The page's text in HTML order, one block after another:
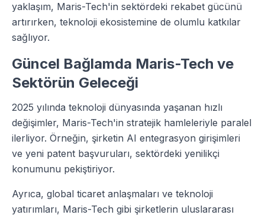
yaklaşım, Maris-Tech'in sektördeki rekabet gücünü
artırırken, teknoloji ekosistemine de olumlu katkılar
sağlıyor.
Güncel Bağlamda Maris-Tech ve
Sektörün Geleceği
2025 yılında teknoloji dünyasında yaşanan hızlı
değişimler, Maris-Tech'in stratejik hamleleriyle paralel
ilerliyor. Örneğin, şirketin AI entegrasyon girişimleri
ve yeni patent başvuruları, sektördeki yenilikçi
konumunu pekiştiriyor.
Ayrıca, global ticaret anlaşmaları ve teknoloji
yatırımları, Maris-Tech gibi şirketlerin uluslararası